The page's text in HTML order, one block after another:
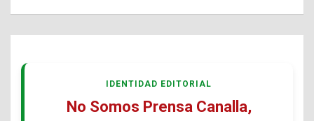
IDENTIDAD EDITORIAL
No Somos Prensa Canalla,